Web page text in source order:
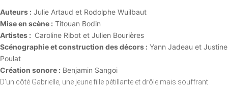
Auteurs : Julie Artaud et Rodolphe Wuilbaut
Mise en scène : Titouan Bodin
Artistes : Caroline Ribot et Julien Bourières
Scénographie et construction des décors : Yann Jadeau et Justine
Poulat
Création sonore : Benjamin Sangoi
D’un côté Gabrielle, une jeune fille pétillante et drôle mais souffrant